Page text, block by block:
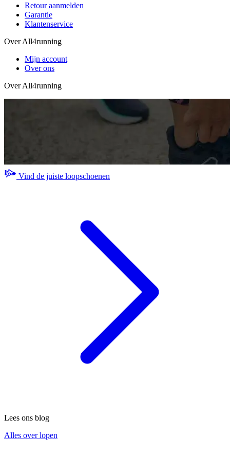
Retour aanmelden
Garantie
Klantenservice
Over All4running
Mijn account
Over ons
Over All4running
Vind de juiste loopschoenen
Lees ons blog
Alles over lopen